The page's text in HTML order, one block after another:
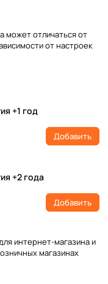
может отличаться от
от настроек
+1 год
Добавить
+2 года
Добавить
интернет-магазина и
магазинах